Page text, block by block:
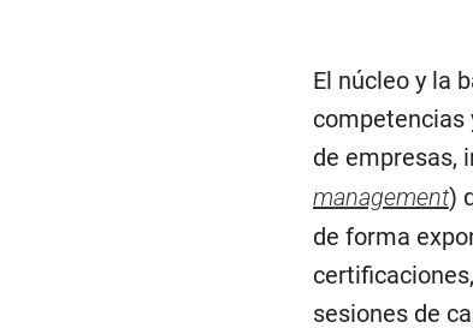
El núcleo y la
competencias
de empresas,
management)
de forma
sesiones de